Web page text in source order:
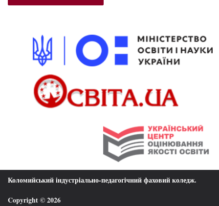
Коломийський індустріально-педагогічний фаховий коледж.
Copyright © 2026